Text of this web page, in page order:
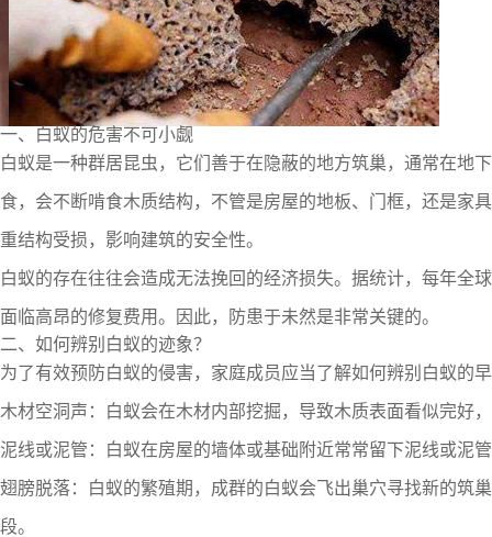
一、白蚁的危害不可小觑
白蚁是一种群居昆虫，它们善于在隐蔽的地方筑巢，通常在地
食，会不断啃食木质结构，不管是房屋的地板、门框，还是家
重结构受损，影响建筑的安全性。
白蚁的存在往往会造成无法挽回的经济损失。据统计，每年全
面临高昂的修复费用。因此，防患于未然是非常关键的。
二、如何辨别白蚁的迹象？
为了有效预防白蚁的侵害，家庭成员应当了解如何辨别白蚁的
木材空洞声：白蚁会在木材内部挖掘，导致木质表面看似完好
泥线或泥管：白蚁在房屋的墙体或基础附近常常留下泥线或泥
翅膀脱落：白蚁的繁殖期，成群的白蚁会飞出巢穴寻找新的筑
段。